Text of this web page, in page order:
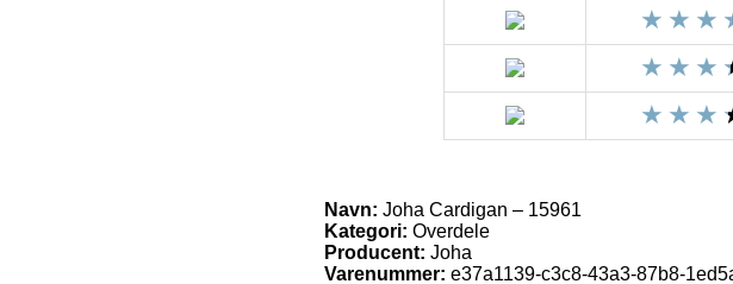
Navn: Joha Cardigan – 15961
Kategori: Overdele
Producent: Joha
Varenummer: e37a1139-c3c8-43a3-87b8-